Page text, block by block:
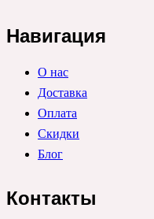
Навигация
О нас
Доставка
Оплата
Скидки
Блог
Контакты